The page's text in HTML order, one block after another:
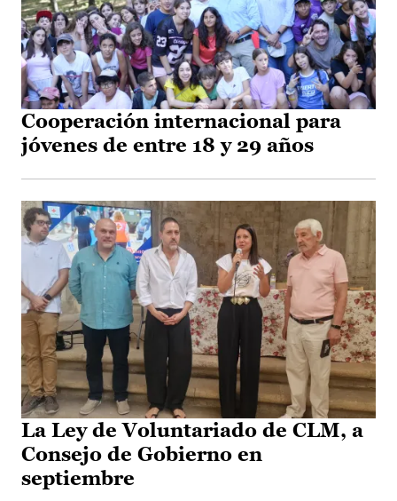
Cooperación internacional para
jóvenes de entre 18 y 29 años
La Ley de Voluntariado de CLM, a
Consejo de Gobierno en
septiembre